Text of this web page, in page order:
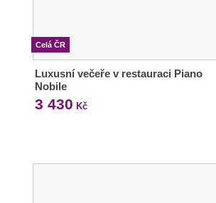
Celá ČR
Luxusní večeře v restauraci Piano
Nobile
3 430 Kč